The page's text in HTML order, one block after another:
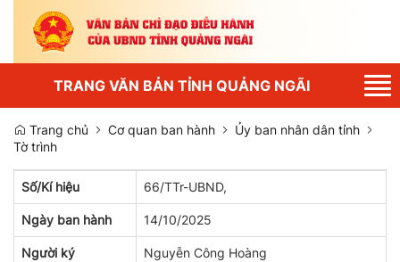
TRANG VĂN BẢN TỈNH QUẢNG NGÃI
Trang chủ Cơ quan ban hành
Ủy ban nhân dân tỉnh
Tờ trình
Số/Kí hiệu 66/TTr-UBND,
Ngày ban hành 14/10/2025
Người ký Nguyễn Công Hoàng